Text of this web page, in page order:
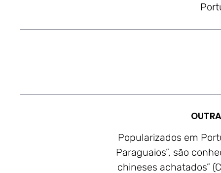
Popularizados em
Paraguaios”, são
chineses achatados”